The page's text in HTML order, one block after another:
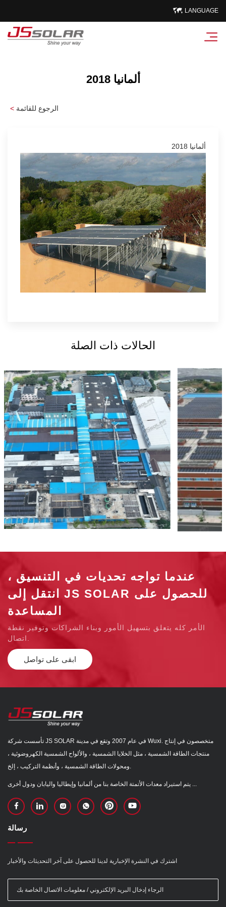
LANGUAGE
ألمانيا 2018
< الرجوع للقائمة
ألمانيا 2018
الحالات ذات الصلة
عندما تواجه تحديات في التنسيق ،
انتقل إلى JS SOLAR للحصول على
المساعدة
الأمر كله يتعلق بتسهيل الأمور وبناء الشراكات وتوفير نقطة
اتصال.
ابقى على تواصل
تأسست شركة JS SOLAR في عام 2007 وتقع في مدينة Wuxi. متخصصون في إنتاج
منتجات الطاقة الشمسية ، مثل الخلايا الشمسية ، والألواح الشمسية الكهروضوئية ،
رسالة
اشترك في النشرة الإخبارية لدينا للحصول على آخر التحديثات والأخبار